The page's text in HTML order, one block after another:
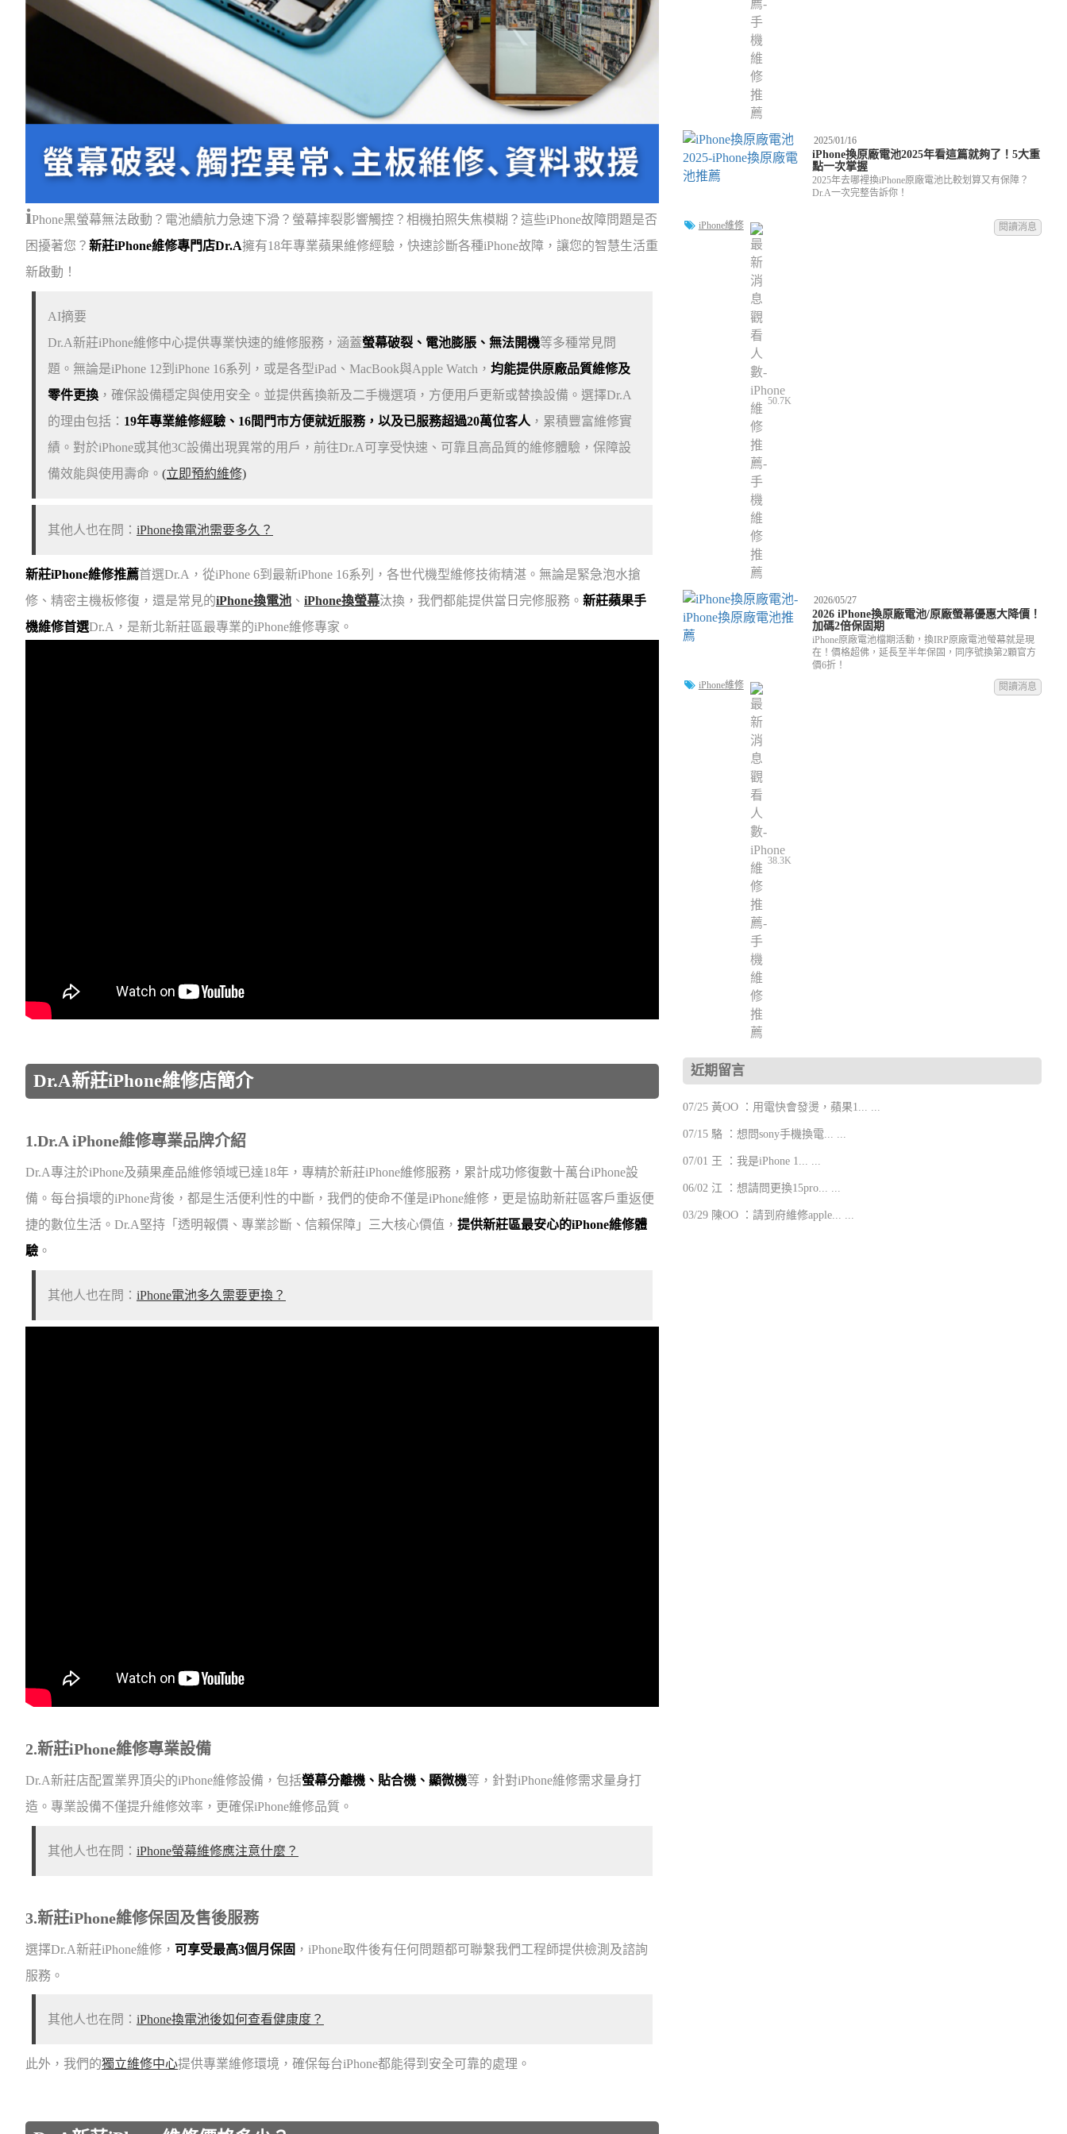
iPhone黑螢幕無法啟動？電池續航力急速下滑？螢幕摔裂影響觸控？相機拍照失焦模糊？這些iPhone故障問題是否
困擾著您？ 新莊iPhone維修專門店Dr.A擁有18年專業蘋果維修經驗，快速診斷各種iPhone故障，讓您的智慧生活重
新啟動！
AI摘要
Dr.A新莊iPhone維修中心提供專業快速的維修服務，涵蓋螢幕破裂、電池膨脹、無法開機等多種常見問
題。無論是iPhone 12到iPhone 16系列，或是各型iPad、MacBook與Apple Watch， 均能提供原廠品質維修及
零件更換，確保設備穩定與使用安全。並提供舊換新及二手機選項，方便用戶更新或替換設備。選擇Dr.A
的理由包括： 19年專業維修經驗、16間門市方便就近服務，以及已服務超過20萬位客人 ，累積豐富維修實
績。對於iPhone或其他3C設備出現異常的用戶，前往Dr.A可享受快速、可靠且高品質的維修體驗，保障設
備效能與使用壽命。 (立即預約維修)
其他人也在問： iPhone換電池需要多久？
新莊iPhone維修推薦首選Dr.A，從iPhone 6到最新iPhone 16系列，各世代機型維修技術精湛。無論是緊急泡水搶
修、精密主機板修復，還是常見的iPhone換電池 、 iPhone換螢幕汰換，我們都能提供當日完修服務。 新莊蘋果手
機維修首選Dr.A，是新北新莊區最專業的iPhone維修專家。
Dr.A新莊iPhone維修店簡介
1.Dr.A iPhone維修專業品牌介紹
Dr.A專注於iPhone及蘋果產品維修領域已達18年，專精於新莊iPhone維修服務，累計成功修復數十萬台iPhone設
備。每台損壞的iPhone背後，都是生活便利性的中斷，我們的使命不僅是iPhone維修，更是協助新莊區客戶重返便
捷的數位生活。Dr.A堅持「透明報價、專業診斷、信賴保障」三大核心價值， 提供新莊區最安心的iPhone維修體
驗 。
其他人也在問： iPhone電池多久需要更換？
2.新莊iPhone維修專業設備
Dr.A新莊店配置業界頂尖的iPhone維修設備，包括螢幕分離機、貼合機、顯微機等，針對iPhone維修需求量身打
造。專業設備不僅提升維修效率，更確保iPhone維修品質。
其他人也在問： iPhone螢幕維修應注意什麼？
3.新莊iPhone維修保固及售後服務
選擇Dr.A新莊iPhone維修， 可享受最高3個月保固 ，iPhone取件後有任何問題都可聯繫我們工程師提供檢測及諮詢
服務。
其他人也在問： iPhone換電池後如何查看健康度？
此外，我們的獨立維修中心提供專業維修環境，確保每台iPhone都能得到安全可靠的處理。
2025/01/16
iPhone換原廠電池2025年看這篇就夠了！5大重
點一次掌握
2025年去哪裡換iPhone原廠電池比較划算又有保障？
Dr.A一次完整告訴你！
iPhone維修
50.7K
閱讀消息
2026/05/27
2026 iPhone換原廠電池/原廠螢幕優惠大降價！
加碼2倍保固期
iPhone原廠電池檔期活動，換IRP原廠電池螢幕就是現
在！價格超佛，延長至半年保固，同序號換第2顆官方
價6折！
iPhone維修
38.3K
閱讀消息
近期留言
07/25 黃OO ：用電快會發燙，蘋果1... ...
07/15 駱 ：想問sony手機換電... ...
07/01 王 ：我是iPhone 1... ...
06/02 江 ：想請問更換15pro... ...
03/29 陳OO ：請到府維修apple... ...